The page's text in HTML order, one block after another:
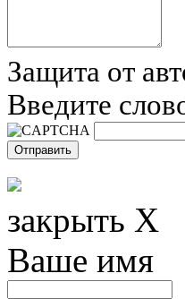
Защита от
Введите
закрыть X
Ваше имя